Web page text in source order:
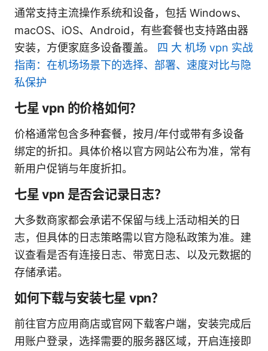
通常支持主流操作系统和设备，包括 Windows、
macOS、iOS、Android，有些套餐也支持路由器
安装，方便家庭多设备覆盖。 四 大 机场 vpn 实战
指南：在机场场景下的选择、部署、速度对比与隐
私保护
七星 vpn 的价格如何？
价格通常包含多种套餐，按月/年付或带有多设备
绑定的折扣。具体价格以官方网站公布为准，常有
新用户促销与年度折扣。
七星 vpn 是否会记录日志？
大多数商家都会承诺不保留与线上活动相关的日
志，但具体的日志策略需以官方隐私政策为准。建
议查看是否有连接日志、带宽日志、以及元数据的
存储承诺。
如何下载与安装七星 vpn？
前往官方应用商店或官网下载客户端，安装完成后
用账户登录，选择需要的服务器区域，开启连接即